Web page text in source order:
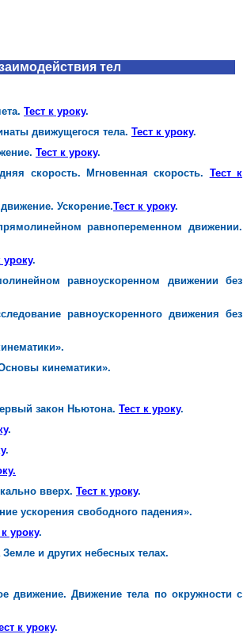
тел
Тест к уроку.
движущегося тела. Тест к уроку.
Тест к уроку.
скорость. Мгновенная скорость.
Тест к
Ускорение.Тест к уроку.
равнопеременном движении.
уроку.
равноускоренном движении без
равноускоренного движения без
кинематики».
закон Ньютона. Тест к уроку.
.
.
вверх. Тест к уроку.
ускорения свободного падения».
к уроку.
и других небесных телах.
движение. Движение тела по окружности с
к уроку.